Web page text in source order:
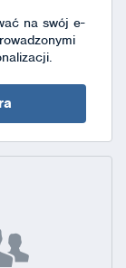
na swój e-